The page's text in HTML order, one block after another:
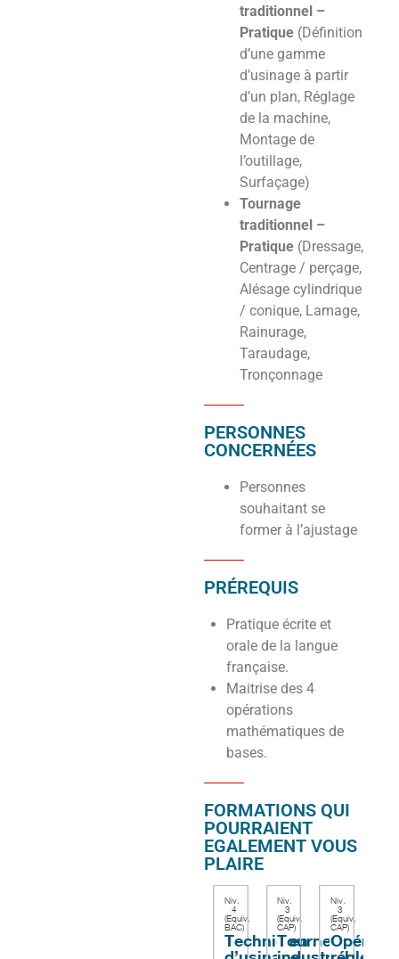
traditionnel –
Pratique(Définition
d’une gamme
d’usinage à partir
d’un plan, Réglage
de la machine,
Montage de
l’outillage,
Surfaçage)
Tournage
traditionnel –
Pratique(Dressage,
Centrage / perçage,
Alésage cylindrique
/ conique, Lamage,
Rainurage,
Taraudage,
Tronçonnage
PERSONNES
CONCERNÉES
Personnes
souhaitant se
former à l’ajustage
PRÉREQUIS
Pratique écrite et
orale de la langue
française.
Maitrise des 4
opérations
mathématiques de
bases.
FORMATIONS QUI
POURRAIENT
EGALEMENT VOUS
PLAIRE
Niv.
4
(Equiv.
BAC)
Technicien
Niv.
3
(Equiv.
CAP)
Tourneur
Niv.
3
(Equiv.
CAP)